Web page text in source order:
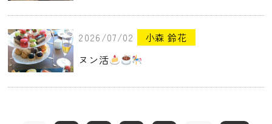
2026/07/02 小森 鈴花
ヌン活